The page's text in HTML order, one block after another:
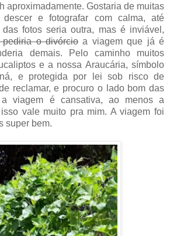
aproximadamente. Gostaria de muitas
e fotografar com calma, até
fotos seria outra, mas é inviável,
pediria o divórcio a viagem que já é
demais. Pelo caminho muitos
e a nossa Araucária, símbolo
e protegida por lei sob risco de
reclamar, e procuro o lado bom das
viagem é cansativa, ao menos a
vale muito pra mim. A viagem foi
super bem.